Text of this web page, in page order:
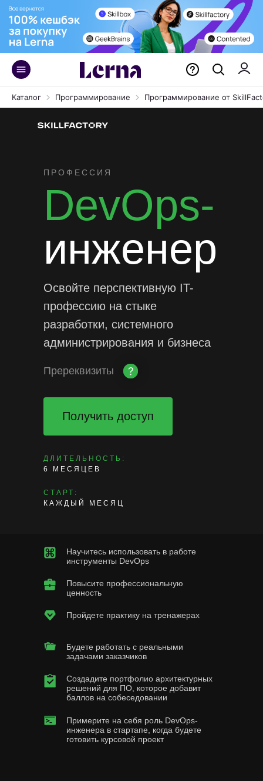
Каталог Программирование Программирование от
ПРОФЕССИЯ
DevOps-
инженер
Освойте перспективную IT-
профессию на стыке
разработки, системного
администрирования и бизнеса
Получить доступ
Пререквизиты
ДЛИТЕЛЬНОСТЬ:
6 МЕСЯЦЕВ
СТАРТ:
КАЖДЫЙ МЕСЯЦ
Научитесь использовать в работе
инструменты DevOps
Повысите профессиональную
ценность
Пройдете практику на тренажерах
Будете работать с реальными
задачами заказчиков
Примерите на себя роль DevOps-
инженера в стартапе, когда будете
готовить курсовой проект
Создадите портфолио архитектурных
решений для ПО, которое добавит
баллов на собеседовании